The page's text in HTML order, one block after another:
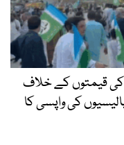
کی قیمتوں کے خلاف
کی واپسی کا